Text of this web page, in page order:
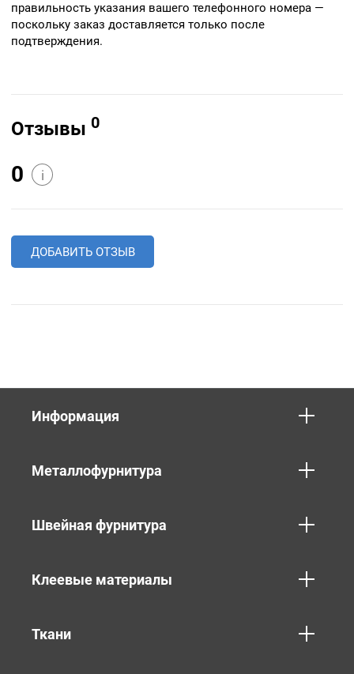
правильность указания вашего телефонного номера —
поскольку заказ доставляется только после
подтверждения.
Отзывы 0
0 i
ДОБАВИТЬ ОТЗЫВ
Информация
Металлофурнитура
Швейная фурнитура
Клеевые материалы
Ткани